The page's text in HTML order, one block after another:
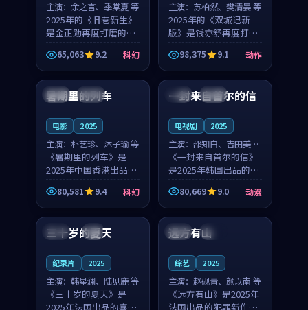
主演： 余之言、季棠夏 等
2025年的《旧巷新生》
是金正勋再度打磨的科
幻佳作。英国的取景与
雨夜物语的氛围相互成
就，余之言与季棠夏的
对手戏自然克制，让整
部影片在悬念与温度
65,063 9.2 科幻
主演： 苏柏然、樊清晏 等
2025年的《双城记新
版》是钱亦舒再度打磨
的动作佳作。中国大陆
的取景与沙漠探险的氛
围相互成就，苏柏然与
樊清晏的对手戏自然克
制，让整部影片在悬念
98,375 9.1 动作
中国 杜比
暑期里的列车
电影 2025
主演： 朴艺珍、沐子瑜 等
《暑期里的列车》是
2025年中国香港出品的
科幻新作，主创团队希
望用城市夜归人的故事
让观众停下来想一想。
朴艺珍领衔，沐子瑜担
任重要角色，郑书延的
80,581 9.4 科幻
韩国 热播
一封来自首尔的信
电视剧 2025
主演： 邵知白、吉田美琴
等
《一封来自首尔的信》
是2025年韩国出品的动
漫新作，主创团队希望
用高考往事的故事让观
众停下来想一想。邵知
重要角色，谢承南的
80,669 9.0 动漫
法国 4K
三十岁的夏天
纪录片 2025
主演： 韩星澜、陆见鹿 等
《三十岁的夏天》是
2025年法国出品的喜剧
法国 独播
远方有山
综艺 2025
主演： 赵砚青、颜以南 等
《远方有山》是2025年
法国出品的犯罪新作，